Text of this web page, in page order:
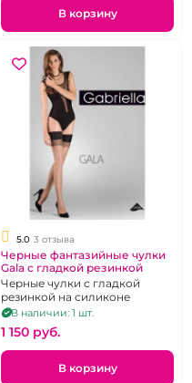
В корзину
5.0 3 отзыва
Черные фантазийные чулки
Gala с гладкой резинкой
Черные чулки с гладкой
резинкой на силиконе
В наличии: 1 шт.
1 150 pуб.
В корзину